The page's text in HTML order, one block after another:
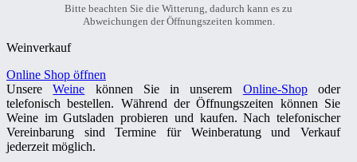
Bitte beachten Sie die Witterung, dadurch kann es zu
Abweichungen der Öffnungszeiten kommen.
Weinverkauf
Online Shop öffnen
UnsereWeine können Sie in unserem Online-Shopoder
telefonisch bestellen. Während der Öffnungszeiten können Sie
Weine im Gutsladen probieren und kaufen. Nach telefonischer
Vereinbarung sind Termine für Weinberatung und Verkauf
jederzeit möglich.